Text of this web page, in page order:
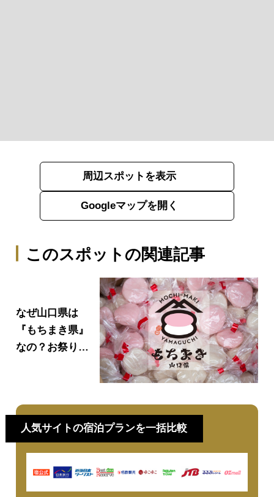
このスポットの関連記事
なぜ山口県は
『もちまき県』
なの？お祭りや
説！
周辺スポットを表示
Googleマップを開く
人気サイトの宿泊プランを一括比較